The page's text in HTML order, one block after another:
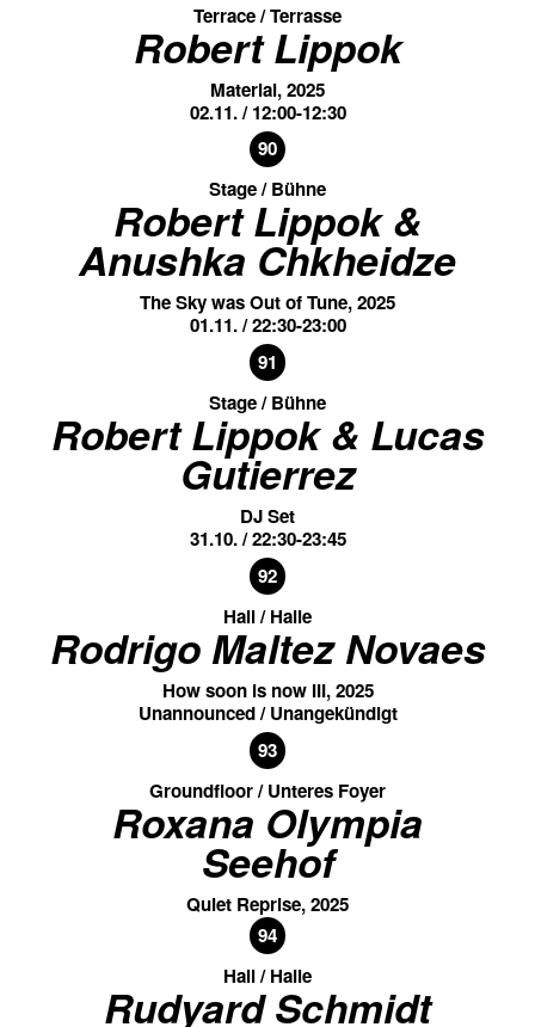
Terrace / Terrasse
Robert Lippok
Material, 2025
02.11. / 12:00-12:30
90
Stage / Bühne
Robert Lippok &
Anushka Chkheidze
The Sky was Out of Tune, 2025
01.11. / 22:30-23:00
91
Stage / Bühne
Robert Lippok & Lucas
Gutierrez
DJ Set
31.10. / 22:30-23:45
92
Hall / Halle
Rodrigo Maltez Novaes
How soon is now III, 2025
Unannounced / Unangekündigt
93
Groundfloor / Unteres Foyer
Roxana Olympia
Seehof
Quiet Reprise, 2025
94
Hall / Halle
Rudyard Schmidt